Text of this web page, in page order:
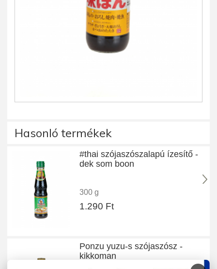
Hasonló termékek
#thai szójaszószalapú ízesítő -
dek som boon
300 g
1.290 Ft
Ponzu yuzu-s szójaszósz -
kikkoman